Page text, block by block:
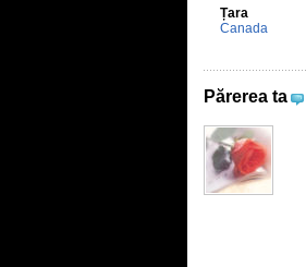
Țara
Canada
Părerea ta